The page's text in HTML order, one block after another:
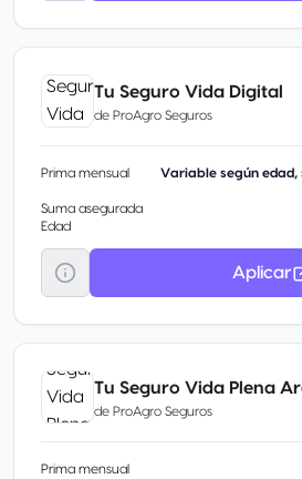
Tu Seguro Vida Digital
de ProAgro Seguros
Prima mensual
Variable según
Suma asegurada
Edad
Aplicar
Tu Seguro Vida Plena
de ProAgro Seguros
Prima mensual